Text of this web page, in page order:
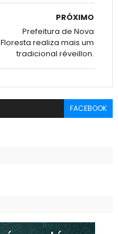
PRÓXIMO
Prefeitura de Nova
Floresta realiza mais um
tradicional réveillon.
FACEBOOK